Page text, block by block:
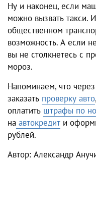
Ну и наконец, если
можно вызвать такси.
общественном
возможность. А если
вы не столкнетесь с
мороз.
Напоминаем, что
заказать проверку авто
оплатить штрафы по
на автокредит и
рублей.
Автор: Александр